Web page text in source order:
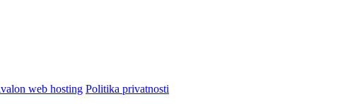
Politika privatnosti